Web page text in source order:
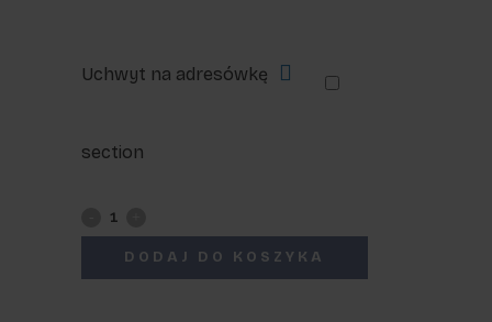
Uchwyt na adresówkę
section
Obroża
DODAJ DO KOSZYKA